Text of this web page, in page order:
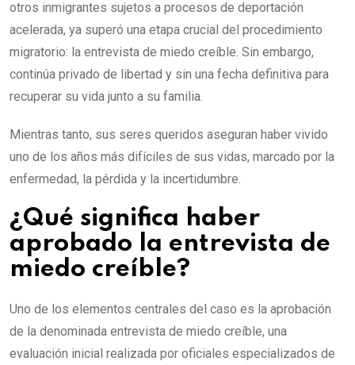
otros inmigrantes sujetos a procesos de deportación
acelerada, ya superó una etapa crucial del procedimiento
migratorio: la entrevista de miedo creíble. Sin embargo,
continúa privado de libertad y sin una fecha definitiva para
recuperar su vida junto a su familia.
Mientras tanto, sus seres queridos aseguran haber vivido
uno de los años más difíciles de sus vidas, marcado por la
enfermedad, la pérdida y la incertidumbre.
¿Qué significa haber
aprobado la entrevista de
miedo creíble?
Uno de los elementos centrales del caso es la aprobación
de la denominada entrevista de miedo creíble, una
evaluación inicial realizada por oficiales especializados de